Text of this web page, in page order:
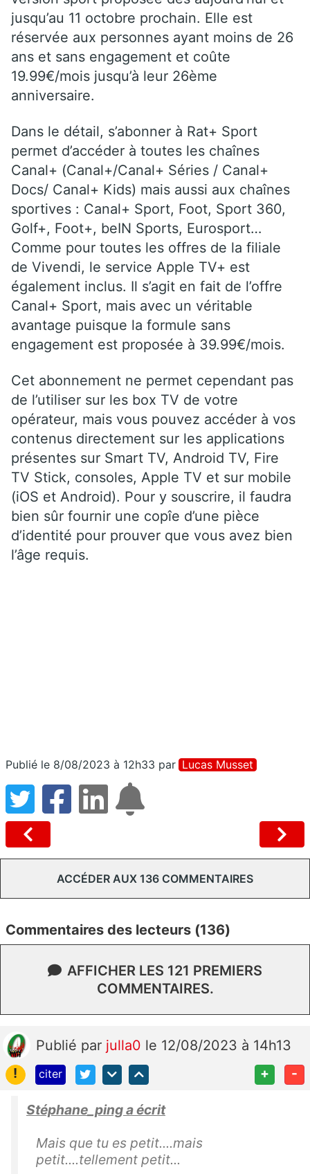
jusqu’au 11 octobre prochain. Elle est
réservée aux personnes ayant moins de 26
ans et sans engagement et coûte
19.99€/mois jusqu’à leur 26ème
anniversaire.
Dans le détail, s’abonner à Rat+ Sport
permet d’accéder à toutes les chaînes
Canal+ (Canal+/Canal+ Séries / Canal+
Docs/ Canal+ Kids) mais aussi aux chaînes
sportives : Canal+ Sport, Foot, Sport 360,
Golf+, Foot+, beIN Sports, Eurosport…
Comme pour toutes les offres de la filiale
de Vivendi, le service Apple TV+ est
également inclus. Il s’agit en fait de l’offre
Canal+ Sport, mais avec un véritable
avantage puisque la formule sans
engagement est proposée à 39.99€/mois.
Cet abonnement ne permet cependant pas
de l’utiliser sur les box TV de votre
opérateur, mais vous pouvez accéder à vos
contenus directement sur les applications
présentes sur Smart TV, Android TV, Fire
TV Stick, consoles, Apple TV et sur mobile
(iOS et Android). Pour y souscrire, il faudra
bien sûr fournir une copîe d’une pièce
d’identité pour prouver que vous avez bien
l’âge requis.
Publié le 8/08/2023 à 12h33 par Lucas Musset
ACCÉDER AUX 136 COMMENTAIRES
Commentaires des lecteurs (136)
AFFICHER LES 121 PREMIERS
COMMENTAIRES.
Publié par julla0 le 12/08/2023 à 14h13
!
citer + -
Stéphane_ping a écrit
Mais que tu es petit....mais
petit....tellement petit...